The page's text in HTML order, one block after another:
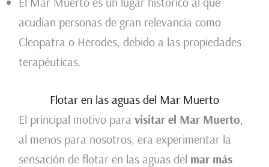
acudían personas de gran relevancia como
Cleopatra o Herodes, debido a las propiedades
terapéuticas.
Flotar en las aguas del Mar Muerto
El principal motivo para visitar el Mar Muerto,
al menos para nosotros, era experimentar la
sensación de flotar en las aguas del mar más